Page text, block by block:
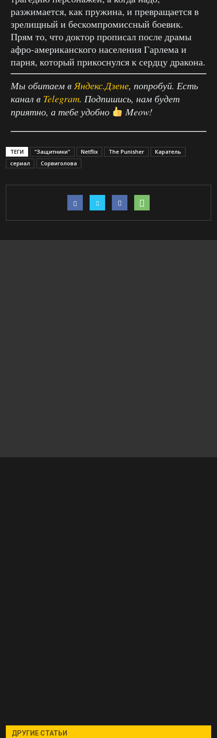
разжимается, как пружина, и превращается в
зрелищный и бескомпромиссный боевик.
Прям то, что доктор прописал после драмы
афро-американского населения Гарлема и
парня, который прикоснулся к сердцу дракона.
Мы обитаем в Яндекс.Дзене, попробуй. Есть
канал в Telegram. Подпишись, нам будет
приятно, а тебе удобно
Meow!
ТЕГИ "Защитники" Netflix The Punisher
Каратель
сериал
Сорвиголова
ДРУГИЕ СТАТЬИ